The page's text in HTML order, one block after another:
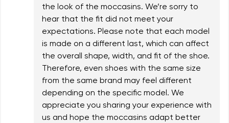
the look of the moccasins. We’re sorry to
hear that the fit did not meet your
expectations. Please note that each model
is made on a different last, which can affect
the overall shape, width, and fit of the shoe.
Therefore, even shoes with the same size
from the same brand may feel different
depending on the specific model. We
appreciate you sharing your experience with
us and hope the moccasins adapt better